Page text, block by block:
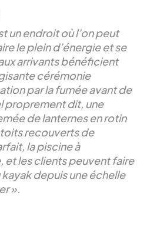
un endroit où l’on peut
le plein d’énergie et se
arrivants bénéficient
cérémonie
par la fumée avant de
proprement dit, une
de lanternes en rotin
recouverts de
la piscine à
les clients peuvent faire
depuis une échelle
».